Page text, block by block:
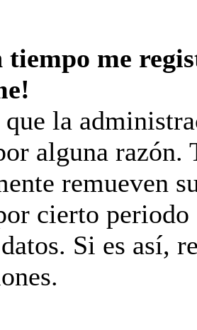
tiempo me
la
alguna razón.
remueven
cierto
Si es así,